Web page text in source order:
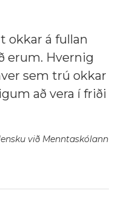
okkar á fullan
erum. Hvernig
sem trú okkar
að vera í friði
við Menntaskólann